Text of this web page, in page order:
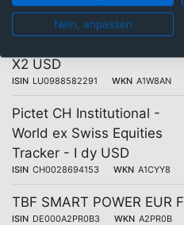
ISIN LU0357130771 WKN A0Q2FR
X2 USD
ISIN LU0988582291 WKN A1W8AN
Pictet CH Institutional -
World ex Swiss Equities
Tracker - I dy USD
ISIN CH0028694153 WKN A1CYY8
TBF SMART POWER EUR F
ISIN DE000A2PR0B3 WKN A2PR0B
Nein, anpassen